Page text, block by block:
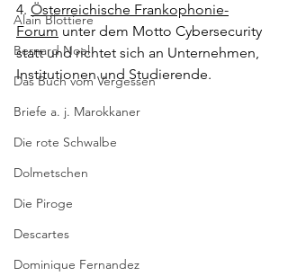
Alain Blottiere
Bernard Noel
Das Buch vom Vergessen
Briefe a. j. Marokkaner
Die rote Schwalbe
Dolmetschen
Die Piroge
Descartes
Dominique Fernandez
4. Österreichische Frankophonie-
Forum unter dem Motto Cybersecurity
statt und richtet sich an Unternehmen,
Institutionen und Studierende.